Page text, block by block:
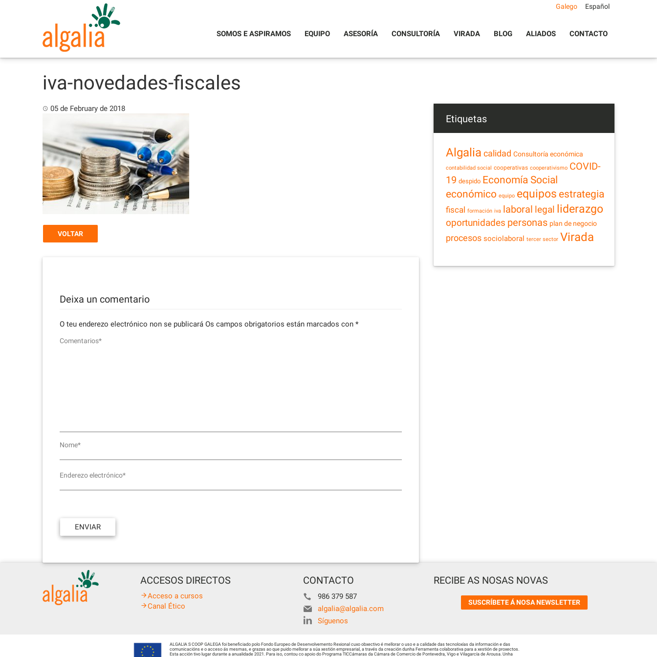
SOMOS E ASPIRAMOS
EQUIPO ASESORÍA CONSULTORÍA VIRADA BLOG ALIADOS CONTACTO
Galego Español
iva-novedades-fiscales
05 de February de 2018
VOLTAR
Deixa un comentario
O teu enderezo electrónico non se publicará Os campos obrigatorios están marcados con *
Comentarios*
Nome*
Enderezo electrónico*
Etiquetas
Algalia calidad Consultoría económica
contabilidad social cooperativas cooperativismo COVID-
19 despido Economía Social
económico equipo equipos estrategia
fiscal formación iva laboral legal liderazgo
oportunidades personas plan de negocio
procesos sociolaboral tercer sector Virada
ACCESOS DIRECTOS
Acceso a cursos
Canal Ético
CONTACTO
986 379 587
algalia@algalia.com
Síguenos
RECIBE AS NOSAS NOVAS
SUSCRÍBETE Á NOSA NEWSLETTER
ALGALIA S COOP GALEGA foi beneficiado polo Fondo Europeo de Desenvolvemento Rexional cuxo obxectivo é mellorar o uso e a calidade das tecnoloxías da información e das
comunicacións e o acceso ás mesmas, e grazas ao que puido mellorar a súa xestión empresarial, a través da creación dunha Ferramenta colaborativa para a xestión de proxectos.
Esta acción tivo lugar durante a anualidade 2021. Para iso, contou co apoio do Programa TICCámaras da Cámara de Comercio de Pontevedra, Vigo e Vilagarcía de Arousa. Unha